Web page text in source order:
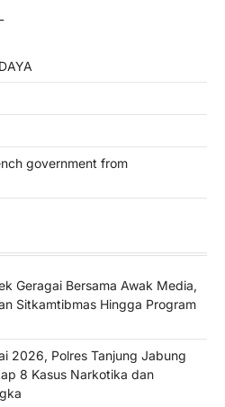
government from
Geragai Bersama Awak Media,
Sitkamtibmas Hingga Program
2026, Polres Tanjung Jabung
8 Kasus Narkotika dan